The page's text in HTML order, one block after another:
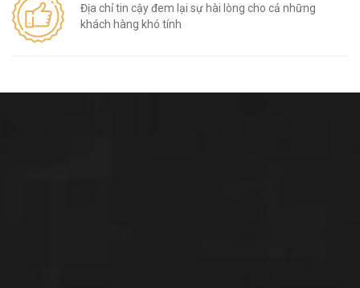
Địa chỉ tin cậy đem lại sự hài lòng cho cả những
khách hàng khó tính